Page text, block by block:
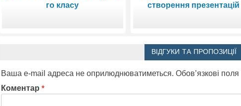
го класу
створення презентацій
ВІДГУКИ ТА ПРОПОЗИЦІЇ
Ваша e-mail адреса не оприлюднюватиметься. Обов’язкові поля
Коментар *